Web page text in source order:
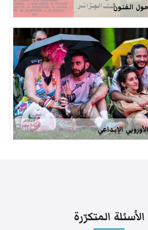
الفنون
الإبداعي
الأسئلة المتكرّرة